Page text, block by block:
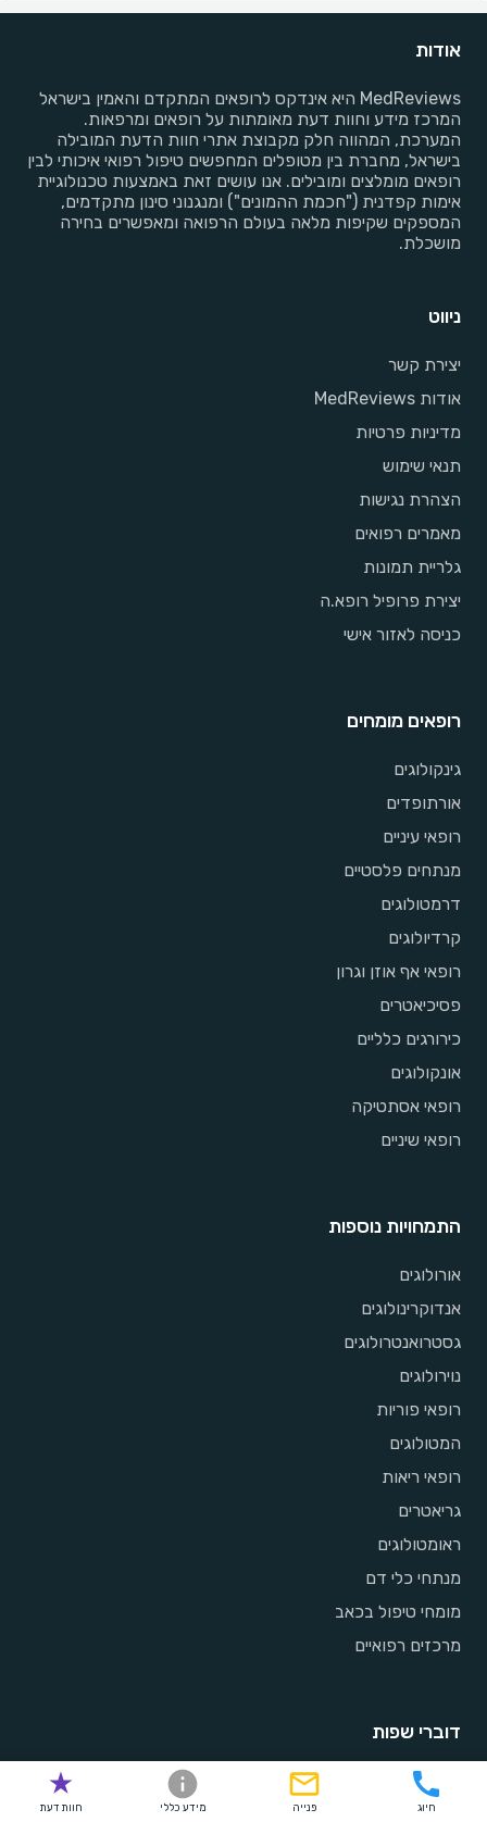
אודות
MedReviews היא אינדקס לרופאים המתקדם והאמין בישראל
המרכז מידע וחוות דעת מאומתות על רופאים ומרפאות.
המערכת, המהווה חלק מקבוצת אתרי חוות הדעת המובילה
בישראל, מחברת בין מטופלים המחפשים טיפול רפואי איכותי לבין
רופאים מומלצים ומובילים. אנו עושים זאת באמצעות טכנולוגיית
אימות קפדנית ("חכמת ההמונים") ומנגנוני סינון מתקדמים,
המספקים שקיפות מלאה בעולם הרפואה ומאפשרים בחירה
מושכלת.
ניווט
יצירת קשר
אודות MedReviews
מדיניות פרטיות
תנאי שימוש
הצהרת נגישות
מאמרים רפואים
גלריית תמונות
יצירת פרופיל רופא.ה
כניסה לאזור אישי
רופאים מומחים
גינקולוגים
אורתופדים
רופאי עיניים
מנתחים פלסטיים
דרמטולוגים
קרדיולוגים
רופאי אף אוזן וגרון
פסיכיאטרים
כירורגים כלליים
אונקולוגים
רופאי אסתטיקה
רופאי שיניים
התמחויות נוספות
אורולוגים
אנדוקרינולוגים
גסטרואנטרולוגים
נוירולוגים
רופאי פוריות
המטולוגים
רופאי ריאות
גריאטרים
ראומטולוגים
מנתחי כלי דם
מומחי טיפול בכאב
מרכזים רפואיים
דוברי שפות
רוסית
ערבית
חיוג פנייה מידע כללי חוות דעת